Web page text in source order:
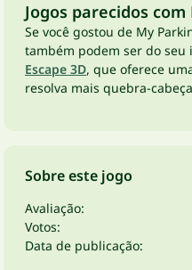
Jogos parecidos
Se você gostou de My
também podem ser do seu
Escape 3D, que oferece
resolva mais quebra-
Sobre este jogo
Avaliação:
Votos:
Data de publicação: